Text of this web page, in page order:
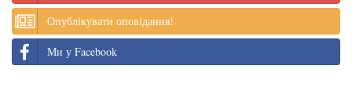
Опублікувати оповідання!
Ми у Facebook